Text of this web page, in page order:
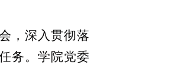
，深入贯彻落
务。学院党委